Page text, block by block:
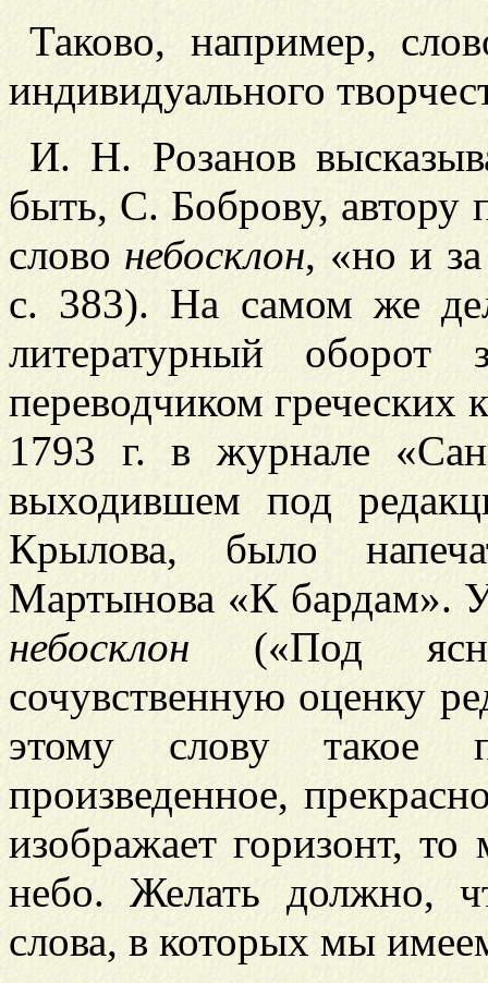
Таково, например,
индивидуального
И. Н. Розанов
быть, С. Боброву,
слово небосклон, «но и за
с. 383). На самом же
литературный
переводчиком
1793 г. в журнале
выходившем под
Крылова, было
Мартынова «К бардам».
небосклон («Под
сочувственную оценку
этому слову такое
произведенное,
изображает горизонт, то
небо. Желать должно,
слова, в которых мы